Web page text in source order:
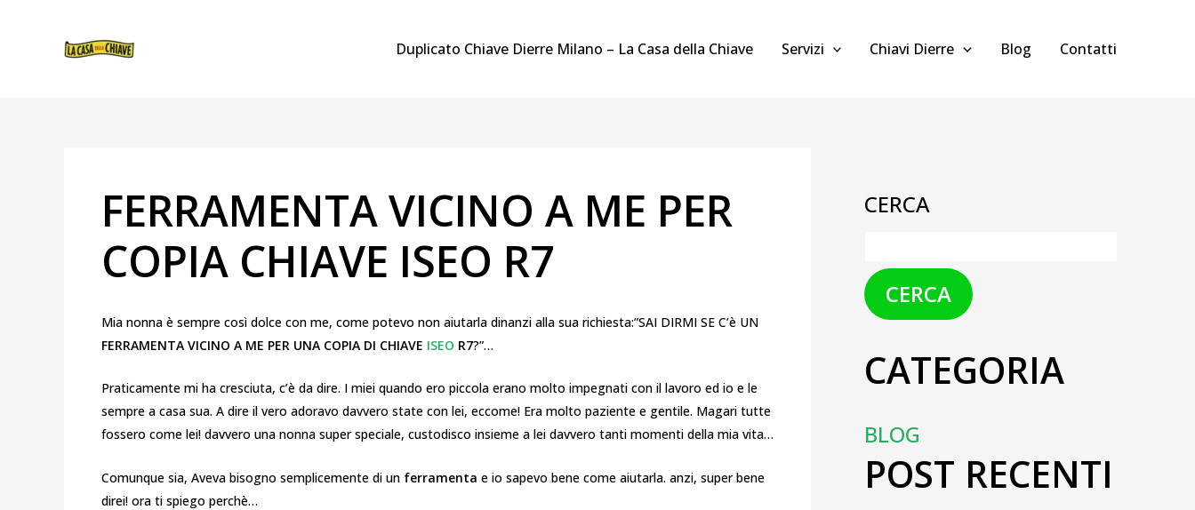
CONTENUTO
Duplicato Chiave Dierre Milano – La Casa della Chiave Servizi Chiavi Dierre Blog Contatti
FERRAMENTA VICINO A ME PER
COPIA CHIAVE ISEO R7
Mia nonna è sempre così dolce con me, come potevo non aiutarla dinanzi alla sua richiesta:”SAI DIRMI SE C’è UN
FERRAMENTA VICINO A ME PER UNA COPIA DI CHIAVE ISEO R7?”…
Praticamente mi ha cresciuta, c’è da dire. I miei quando ero piccola erano molto impegnati con il lavoro ed io e le
sempre a casa sua. A dire il vero adoravo davvero state con lei, eccome! Era molto paziente e gentile. Magari tutte
fossero come lei! davvero una nonna super speciale, custodisco insieme a lei davvero tanti momenti della mia vita…
Comunque sia, Aveva bisogno semplicemente di un ferramenta e io sapevo bene come aiutarla. anzi, super bene
direi! ora ti spiego perchè…
CERCA
CERCA
CATEGORIA
BLOG
POST RECENTI